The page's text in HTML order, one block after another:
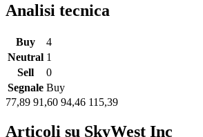
Analisi tecnica
Buy
4
Neutral 1
Sell
0
Segnale Buy
77,89 91,60 94,46 115,39
Articoli su SkyWest Inc